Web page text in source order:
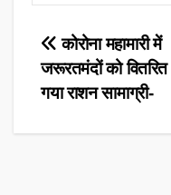
Post
navigation
कोरोना महामारी में
जरूरतमंदों को वितरित
गया राशन सामाग्री-